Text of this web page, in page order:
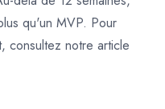
qu'un MVP. Pour
consultez notre article